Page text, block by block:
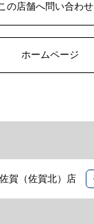
の店舗へ問い合わ
ホームページ
賀（佐賀北）店